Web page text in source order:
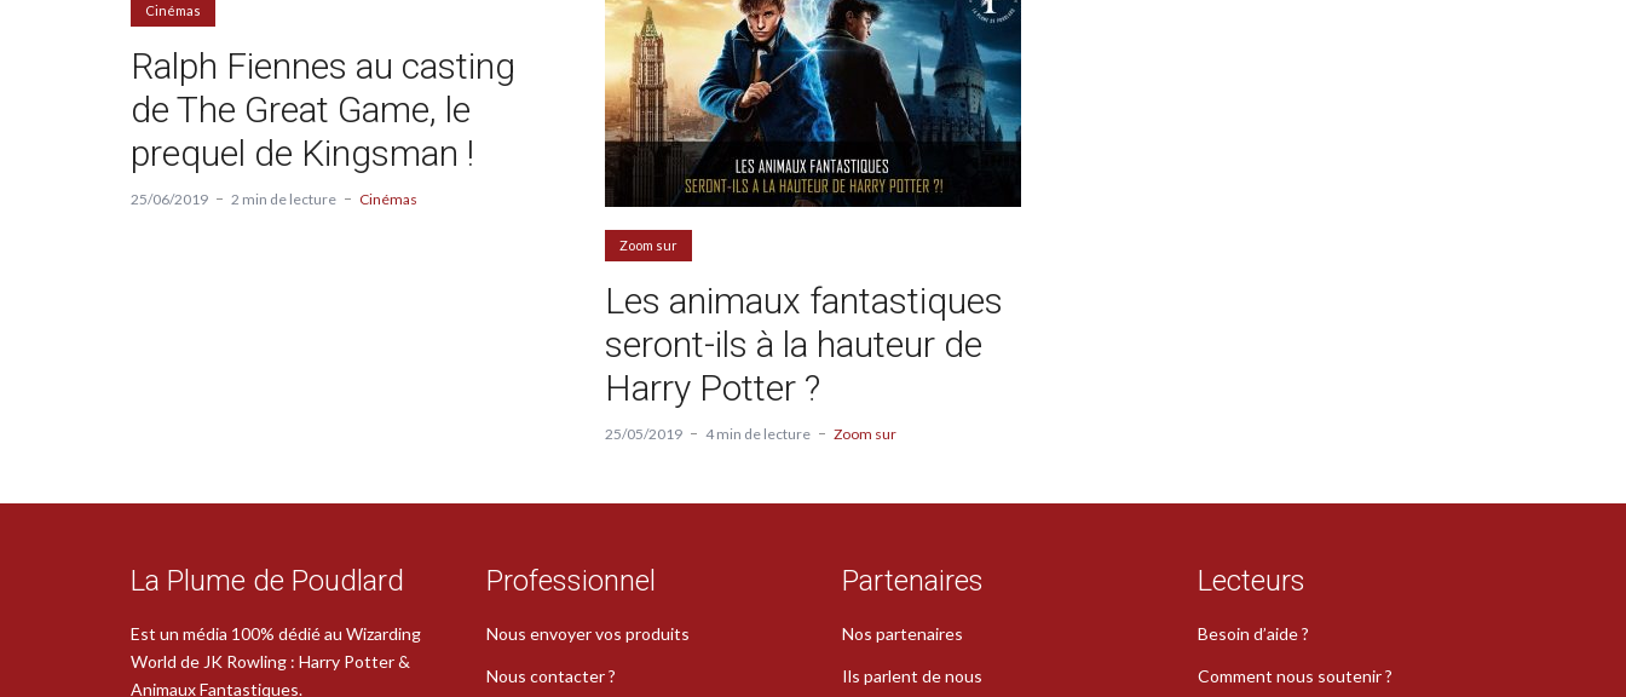
Cinémas
Ralph Fiennes au casting
de The Great Game, le
prequel de Kingsman !
25/06/2019 2 min de lecture Cinémas
Zoom sur
Les animaux fantastiques
seront-ils à la hauteur de
Harry Potter ?
25/05/2019 4 min de lecture Zoom sur
La Plume de Poudlard
Est un média 100% dédié au Wizarding
World de JK Rowling : Harry Potter &
Animaux Fantastiques.
Professionnel
Nous envoyer vos produits
Nous contacter ?
Partenaires
Nos partenaires
Ils parlent de nous
Lecteurs
Besoin d’aide ?
Comment nous soutenir ?